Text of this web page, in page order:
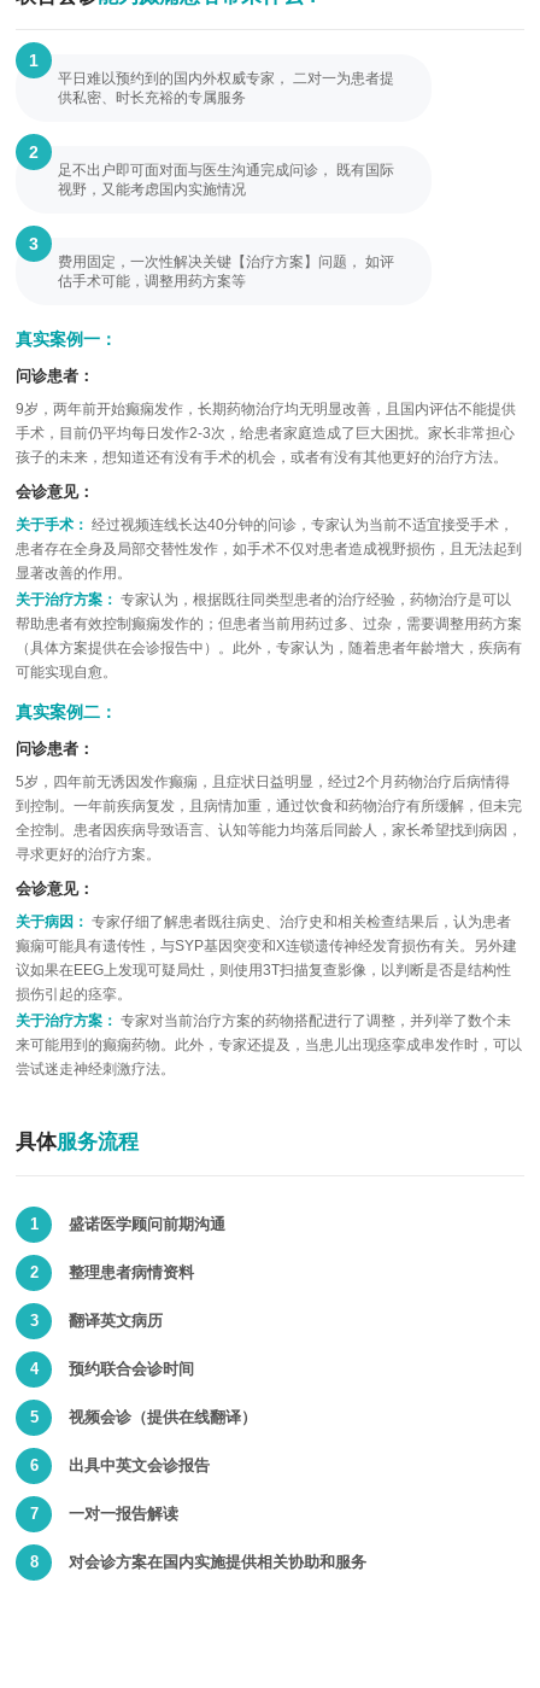
1
平日难以预约到的国内外权威专家， 二对一为患者提
供私密、时长充裕的专属服务
2
足不出户即可面对面与医生沟通完成问诊， 既有国际
视野，又能考虑国内实施情况
3
费用固定，一次性解决关键【治疗方案】问题， 如评
估手术可能，调整用药方案等
真实案例一：
问诊患者：
9岁，两年前开始癫痫发作，长期药物治疗均无明显改善，且国内评估不能提供
手术，目前仍平均每日发作2-3次，给患者家庭造成了巨大困扰。家长非常担心
孩子的未来，想知道还有没有手术的机会，或者有没有其他更好的治疗方法。
会诊意见：
关于手术： 经过视频连线长达40分钟的问诊，专家认为当前不适宜接受手术，
患者存在全身及局部交替性发作，如手术不仅对患者造成视野损伤，且无法起到
显著改善的作用。
关于治疗方案： 专家认为，根据既往同类型患者的治疗经验，药物治疗是可以
帮助患者有效控制癫痫发作的；但患者当前用药过多、过杂，需要调整用药方案
（具体方案提供在会诊报告中）。此外，专家认为，随着患者年龄增大，疾病有
可能实现自愈。
真实案例二：
问诊患者：
5岁，四年前无诱因发作癫痫，且症状日益明显，经过2个月药物治疗后病情得
到控制。一年前疾病复发，且病情加重，通过饮食和药物治疗有所缓解，但未完
全控制。患者因疾病导致语言、认知等能力均落后同龄人，家长希望找到病因，
寻求更好的治疗方案。
会诊意见：
关于病因： 专家仔细了解患者既往病史、治疗史和相关检查结果后，认为患者
癫痫可能具有遗传性，与SYP基因突变和X连锁遗传神经发育损伤有关。另外建
议如果在EEG上发现可疑局灶，则使用3T扫描复查影像，以判断是否是结构性
损伤引起的痉挛。
关于治疗方案： 专家对当前治疗方案的药物搭配进行了调整，并列举了数个未
来可能用到的癫痫药物。此外，专家还提及，当患儿出现痉挛成串发作时，可以
尝试迷走神经刺激疗法。
具体服务流程
1 盛诺医学顾问前期沟通
2 整理患者病情资料
3 翻译英文病历
4 预约联合会诊时间
5 视频会诊（提供在线翻译）
6 出具中英文会诊报告
7 一对一报告解读
8 对会诊方案在国内实施提供相关协助和服务